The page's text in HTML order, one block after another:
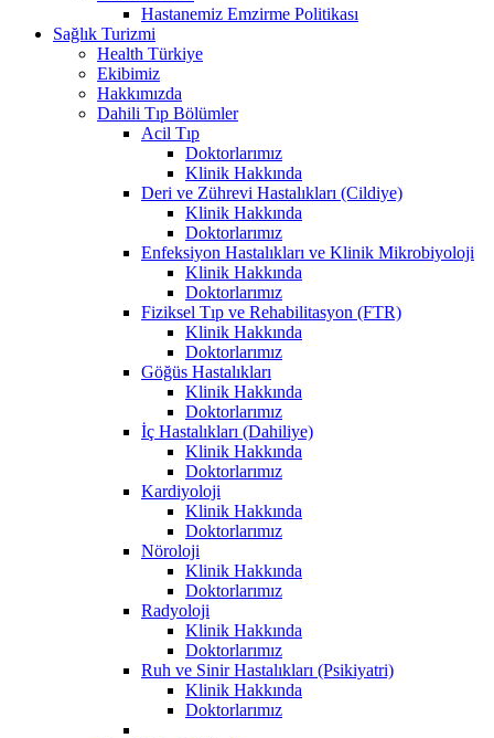
Hastanemiz Emzirme Politikası
Sağlık Turizmi
Health Türkiye
Ekibimiz
Hakkımızda
Dahili Tıp Bölümler
Acil Tıp
Doktorlarımız
Klinik Hakkında
Deri ve Zührevi Hastalıkları (Cildiye)
Klinik Hakkında
Doktorlarımız
Enfeksiyon Hastalıkları ve Klinik Mikrobiyoloji
Klinik Hakkında
Doktorlarımız
Fiziksel Tıp ve Rehabilitasyon (FTR)
Klinik Hakkında
Doktorlarımız
Göğüs Hastalıkları
Klinik Hakkında
Doktorlarımız
İç Hastalıkları (Dahiliye)
Klinik Hakkında
Doktorlarımız
Kardiyoloji
Klinik Hakkında
Doktorlarımız
Nöroloji
Klinik Hakkında
Doktorlarımız
Radyoloji
Klinik Hakkında
Doktorlarımız
Ruh ve Sinir Hastalıkları (Psikiyatri)
Klinik Hakkında
Doktorlarımız